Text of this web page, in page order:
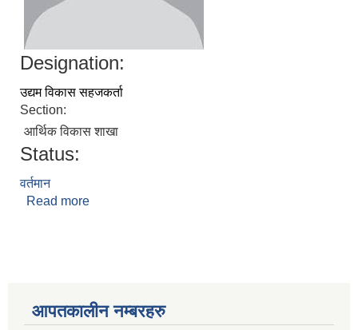
Designation:
उद्यम विकास सहजकर्ता
Section:
आर्थिक विकास शाखा
Status:
वर्तमान
Read more
आपतकालीन नम्बरहरु